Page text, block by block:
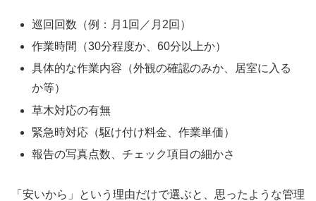
巡回回数（例：月1回／月2回）
作業時間（30分程度か、60分以上か）
具体的な作業内容（外観の確認のみか、居室に入る
か等）
草木対応の有無
緊急時対応（駆け付け料金、作業単価）
報告の写真点数、チェック項目の細かさ
「安いから」という理由だけで選ぶと、思ったような管理